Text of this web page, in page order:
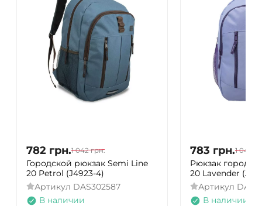
782 грн.1 042 грн.
Городской рюкзак Semi Line
20 Petrol (J4923-4)
Артикул DAS302587
В наличии
783 грн.1 044
Рюкзак
20 Lavender
Артикул
В наличии